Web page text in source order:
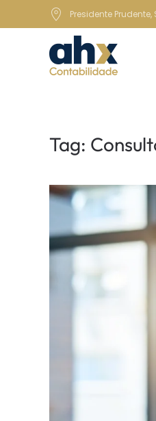
Skip to main content
Presidente Prudente,
Tag: